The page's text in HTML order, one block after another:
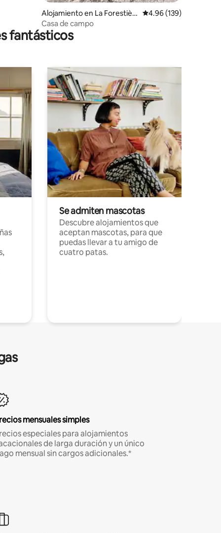
Alojamiento en La Forestièr
e
Calificación promedio:
4.96 (139)
Casa de campo
fantásticos
Se admiten mascotas
Descubre alojamientos que
aceptan mascotas, para que
puedas llevar a tu amigo de
cuatro patas.
mensuales simples
especiales para alojamientos
de larga duración y un único
mensual sin cargos adicionales.*